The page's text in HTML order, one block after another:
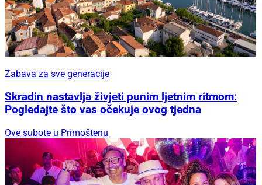
Zabava za sve generacije
Skradin nastavlja živjeti punim ljetnim ritmom:
Pogledajte što vas očekuje ovog tjedna
Ove subote u Primoštenu